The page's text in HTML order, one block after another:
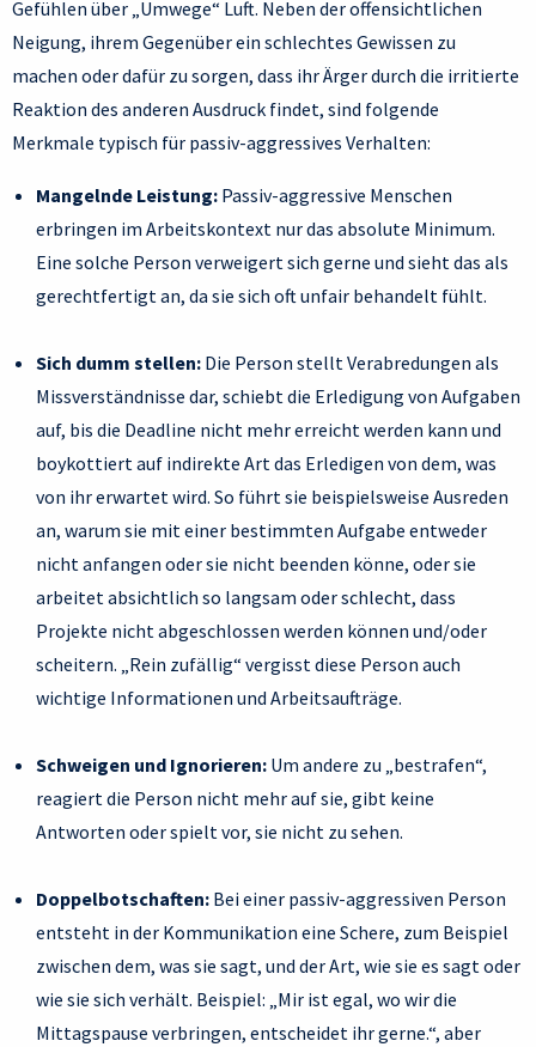
Gefühlen über „Umwege“ Luft. Neben der offensichtlichen
Neigung, ihrem Gegenüber ein schlechtes Gewissen zu
machen oder dafür zu sorgen, dass ihr Ärger durch die irritierte
Reaktion des anderen Ausdruck findet, sind folgende
Merkmale typisch für passiv-aggressives Verhalten:
Mangelnde Leistung: Passiv-aggressive Menschen
erbringen im Arbeitskontext nur das absolute Minimum.
Eine solche Person verweigert sich gerne und sieht das als
gerechtfertigt an, da sie sich oft unfair behandelt fühlt.
Sich dumm stellen: Die Person stellt Verabredungen als
Missverständnisse dar, schiebt die Erledigung von Aufgaben
auf, bis die Deadline nicht mehr erreicht werden kann und
boykottiert auf indirekte Art das Erledigen von dem, was
von ihr erwartet wird. So führt sie beispielsweise Ausreden
an, warum sie mit einer bestimmten Aufgabe entweder
nicht anfangen oder sie nicht beenden könne, oder sie
arbeitet absichtlich so langsam oder schlecht, dass
Projekte nicht abgeschlossen werden können und/oder
scheitern. „Rein zufällig“ vergisst diese Person auch
wichtige Informationen und Arbeitsaufträge.
Schweigen und Ignorieren: Um andere zu „bestrafen“,
reagiert die Person nicht mehr auf sie, gibt keine
Antworten oder spielt vor, sie nicht zu sehen.
Doppelbotschaften: Bei einer passiv-aggressiven Person
entsteht in der Kommunikation eine Schere, zum Beispiel
zwischen dem, was sie sagt, und der Art, wie sie es sagt oder
wie sie sich verhält. Beispiel: „Mir ist egal, wo wir die
Mittagspause verbringen, entscheidet ihr gerne.“, aber